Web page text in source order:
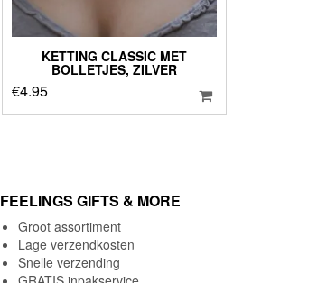
KETTING CLASSIC MET
BOLLETJES, ZILVER
€4.95
FEELINGS GIFTS & MORE
Groot assortiment
Lage verzendkosten
Snelle verzending